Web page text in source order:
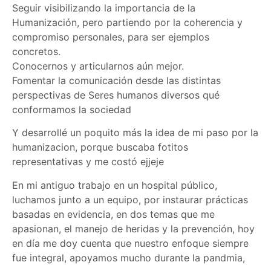
Seguir visibilizando la importancia de la
Humanización, pero partiendo por la coherencia y
compromiso personales, para ser ejemplos
concretos.
Conocernos y articularnos aún mejor.
Fomentar la comunicación desde las distintas
perspectivas de Seres humanos diversos qué
conformamos la sociedad
Y desarrollé un poquito más la idea de mi paso por la
humanizacion, porque buscaba fotitos
representativas y me costó ejjeje
En mi antiguo trabajo en un hospital público,
luchamos junto a un equipo, por instaurar prácticas
basadas en evidencia, en dos temas que me
apasionan, el manejo de heridas y la prevención, hoy
en día me doy cuenta que nuestro enfoque siempre
fue integral, apoyamos mucho durante la pandmia,